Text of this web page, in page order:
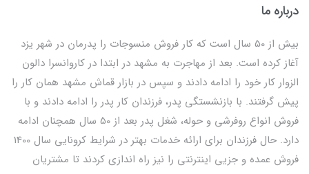
درباره ما
بیش از 50 سال است که کار فروش منسوجات را پدرمان در شهر یزد
آغاز کرده است. بعد از مهاجرت به مشهد در ابتدا در کاروانسرا دالون
الزوار کار خود را ادامه دادند و سپس در بازار قماش مشهد همان کار را
پیش گرفتند. با بازنشستگی پدر، فرزندان کار پدر را ادامه دادند و با
فروش انواع روفرشی و حوله، شغل پدر بعد از 50 سال همچنان ادامه
دارد. حال فرزندان برای ارائه خدمات بهتر در شرایط کرونایی سال 1400
فروش عمده و جزیی اینترنتی را نیز راه اندازی کردند تا مشتریان